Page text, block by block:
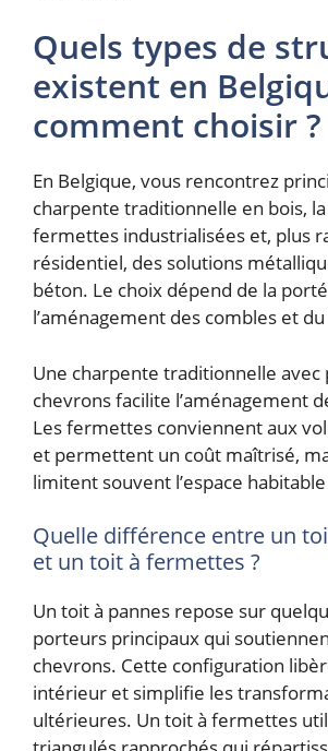
Quels types de
existent en
comment choisir ?
En Belgique, vous rencontrez
charpente traditionnelle en bois,
fermettes industrialisées et, plus
résidentiel, des solutions
béton. Le choix dépend de la
l’aménagement des combles et
Une charpente traditionnelle avec
chevrons facilite l’aménagement
Les fermettes conviennent aux
et permettent un coût maîtrisé,
limitent souvent l’espace
Quelle différence entre un
et un toit à fermettes ?
Un toit à pannes repose sur
porteurs principaux qui
chevrons. Cette configuration
intérieur et simplifie les
ultérieures. Un toit à fermettes